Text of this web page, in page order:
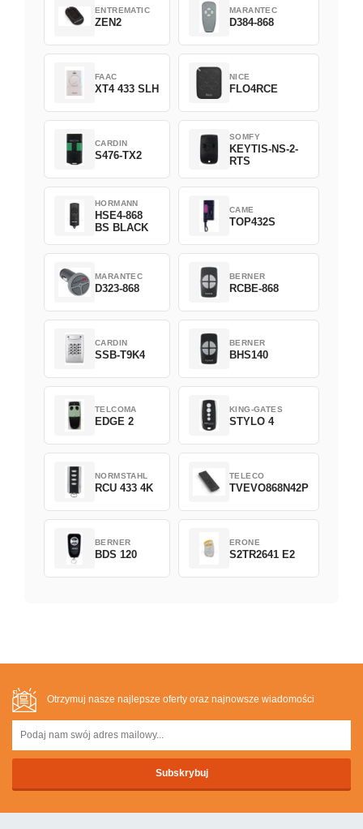
ENTREMATIC
ZEN2
MARANTEC
D384-868
FAAC
XT4 433 SLH
NICE
FLO4RCE
CARDIN
S476-TX2
SOMFY
KEYTIS-NS-2-
RTS
HORMANN
HSE4-868
BS BLACK
CAME
TOP432S
MARANTEC
D323-868
BERNER
RCBE-868
CARDIN
SSB-T9K4
BERNER
BHS140
TELCOMA
EDGE 2
KING-GATES
STYLO 4
NORMSTAHL
RCU 433 4K
TELECO
TVEVO868N42P
BERNER
BDS 120
ERONE
S2TR2641 E2
Otrzymuj nasze najlepsze oferty oraz najnowsze wiadomości